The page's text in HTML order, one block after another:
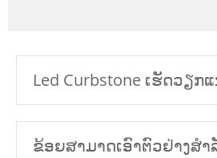
Led Curbstone ເຮັດວຽກ
ຂ້ອຍສາມາດເອົາຕົວຢ່າງສໍ